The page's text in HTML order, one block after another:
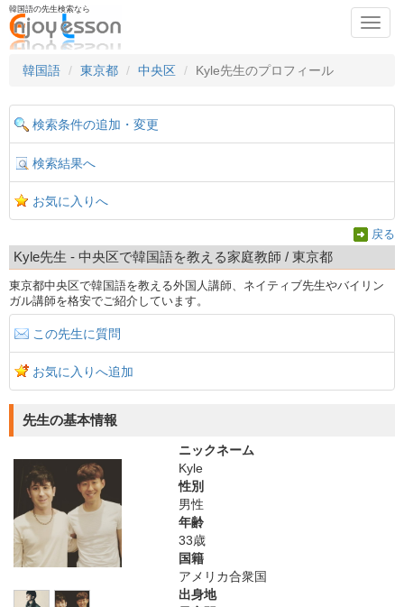
韓国語の先生検索なら
韓国語
東京都 中央区 Kyle先生のプロフィール
検索条件の追加・変更
検索結果へ
お気に入りへ
戻る
Kyle先生 - 中央区で韓国語を教える家庭教師 / 東京都
東京都中央区で韓国語を教える外国人講師、ネイティブ先生やバイリン
ガル講師を格安でご紹介しています。
この先生に質問
お気に入りへ追加
先生の基本情報
ニックネーム
Kyle
性別
男性
年齢
33歳
国籍
アメリカ合衆国
出身地